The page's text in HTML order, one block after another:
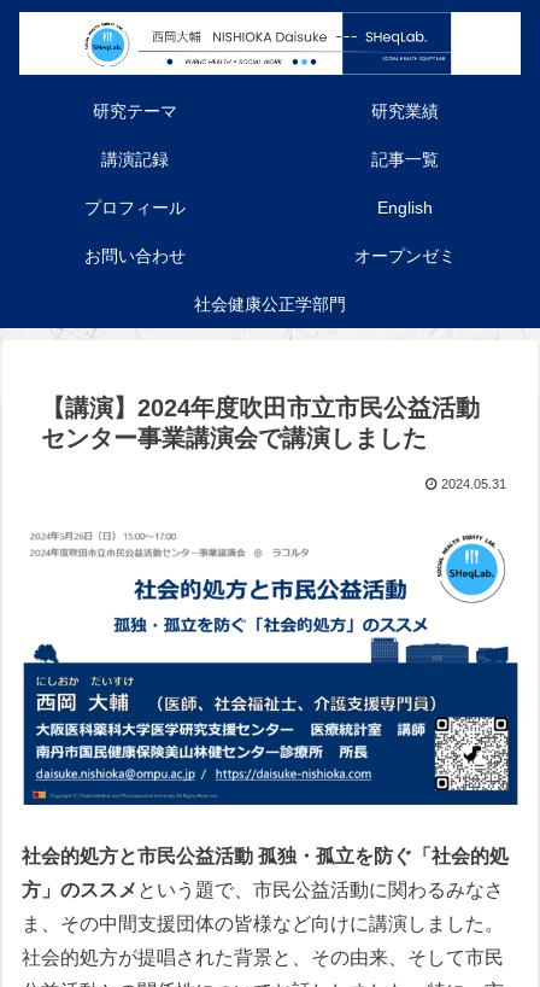
研究テーマ 研究業績
講演記録 記事一覧
プロフィール English
お問い合わせ オープンゼミ
社会健康公正学部門
【講演】2024年度吹田市立市民公益活動
センター事業講演会で講演しました
2024.05.31
社会的処方と市民公益活動 孤独・孤立を防ぐ「社会的処
方」のススメ という題で、市民公益活動に関わるみなさ
ま、その中間支援団体の皆様など向けに講演しました。
社会的処方が提唱された背景と、その由来、そして市民